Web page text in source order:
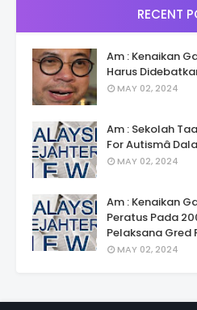
RECENT
Am : Kenaikan
Harus
MAY 02, 2024
Am : Sekolah
For Autismâ
MAY 02, 2024
Am : Kenaikan
Peratus Pada
Pelaksana Gred
MAY 02, 2024